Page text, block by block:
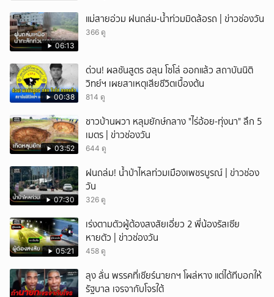
06:13
แม่สายอ่วม ฝนถล่ม-น้ำท่วมมิดล้อรถ | ข่าวช่องวัน
366 ดู
00:38
ด่วน! ผลชันสูตร ฮลุน โซโล่ ออกแล้ว สถาบันนิติ
วิทย์ฯ เผยสาเหตุเสียชีวิตเบื้องต้น
814 ดู
03:52
ชาวบ้านผวา หลุมยักษ์กลาง "ไร่อ้อย-ทุ่งนา" ลึก 5
เมตร | ข่าวช่องวัน
644 ดู
07:30
ฝนถล่ม! น้ำป่าไหลท่วมเมืองเพชรบูรณ์ | ข่าวช่อง
วัน
326 ดู
05:21
เร่งตามตัวผู้ต้องสงสัยเอี่ยว 2 พี่น้องรัสเซีย
หายตัว | ข่าวช่องวัน
458 ดู
ลุง ลั่น พรรคที่เชียร์นายกฯ โผล่หาง แต่ได้ทีบอกให้
รัฐบาล เจรจากับโจรใต้